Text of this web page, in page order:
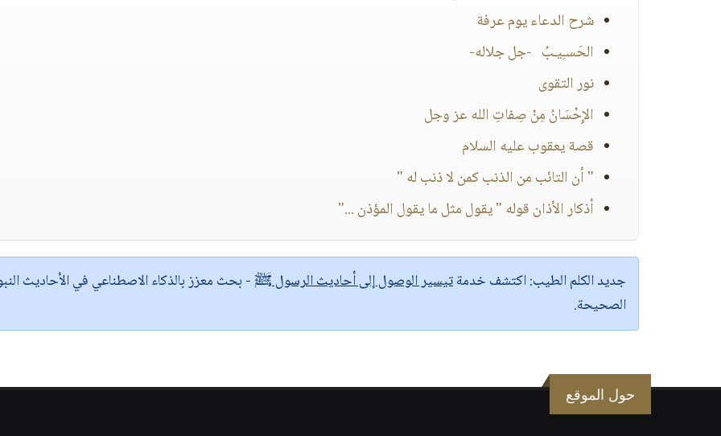
شرح الدعاء يوم عرفة
الحَسـِيـبُ -جل جلاله-
نور التقوى
الإِحْسَانُ مِنْ صِفاتِ الله عز وجل
قصة يعقوب عليه السلام
" أن التائب من الذنب كمن لا ذنب له "
أذكار الأذان قوله " يقول مثل ما يقول المؤذن ..."
جديد الكلم الطيب:اكتشف خدمةتيسير الوصول إلى أحاديث الرسول ﷺ - بحث معزز بالذكاء الاصطناعي في الأحاديث
الصحيحة.
حول الموقع